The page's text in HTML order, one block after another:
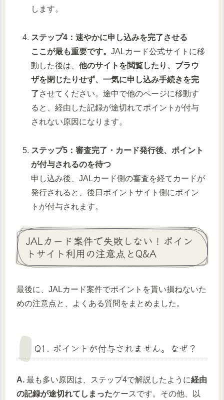
します。
ステップ4：速やかに申し込みを完了させる
ここが最も重要です。JALカード公式サイトに移
動した後は、他のサイトを閲覧したり、ブラウ
ザを閉じたりせず、一気に申し込み手続きを完
了させてください。途中で他のページに移動す
ると、経由した記録が途切れてポイントが付与
されない原因になります。
ステップ5：審査完了・カード発行後、ポイント
が付与されるのを待つ
申し込み後、JALカード側の審査を経てカードが
発行されると、後日ポイントサイト側にポイン
トが付与されます。
JALカード案件で失敗しない！ポイン
トサイト利用の注意点とQ&A
最後に、JALカード案件でポイントを貰い損ねないた
めの注意点と、よくある質問をまとめました。
Q1. ポイントが付与されません。なぜ？
A. 最も多い原因は、ステップ4で解説したように経由
の記録が途切れてしまったケースです。その他、以